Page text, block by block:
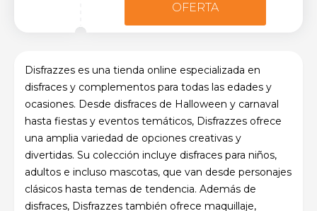
OFERTA
Disfrazzes es una tienda online especializada en
disfraces y complementos para todas las edades y
ocasiones. Desde disfraces de Halloween y carnaval
hasta fiestas y eventos temáticos, Disfrazzes ofrece
una amplia variedad de opciones creativas y
divertidas. Su colección incluye disfraces para niños,
adultos e incluso mascotas, que van desde personajes
clásicos hasta temas de tendencia. Además de
disfraces, Disfrazzes también ofrece maquillaje,